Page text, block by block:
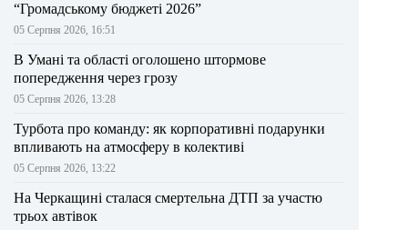
“Громадському бюджеті 2026”
05 Серпня 2026, 16:51
В Умані та області оголошено штормове
попередження через грозу
05 Серпня 2026, 13:28
Турбота про команду: як корпоративні подарунки
впливають на атмосферу в колективі
05 Серпня 2026, 13:22
На Черкащині сталася смертельна ДТП за участю
трьох автівок